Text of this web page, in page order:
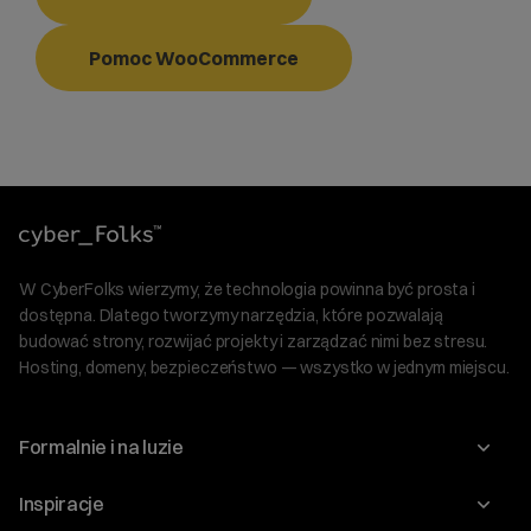
Pomoc WooCommerce
W CyberFolks wierzymy, że technologia powinna być prosta i
dostępna. Dlatego tworzymy narzędzia, które pozwalają
budować strony, rozwijać projekty i zarządzać nimi bez stresu.
Hosting, domeny, bezpieczeństwo — wszystko w jednym miejscu.
Formalnie i na luzie
O nas
Inspiracje